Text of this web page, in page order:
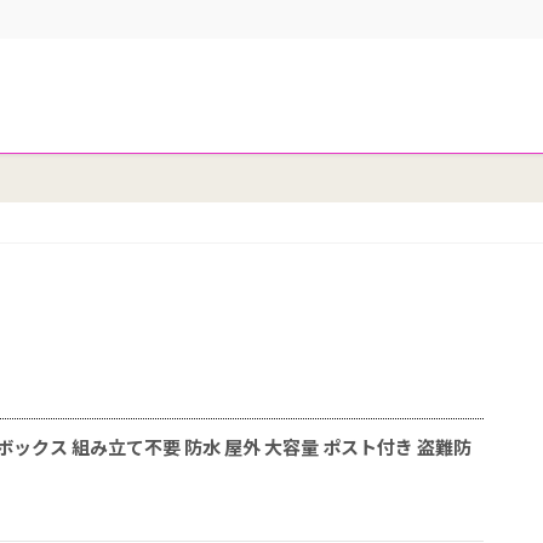
ックス 組み立て不要 防水 屋外 大容量 ポスト付き 盗難防